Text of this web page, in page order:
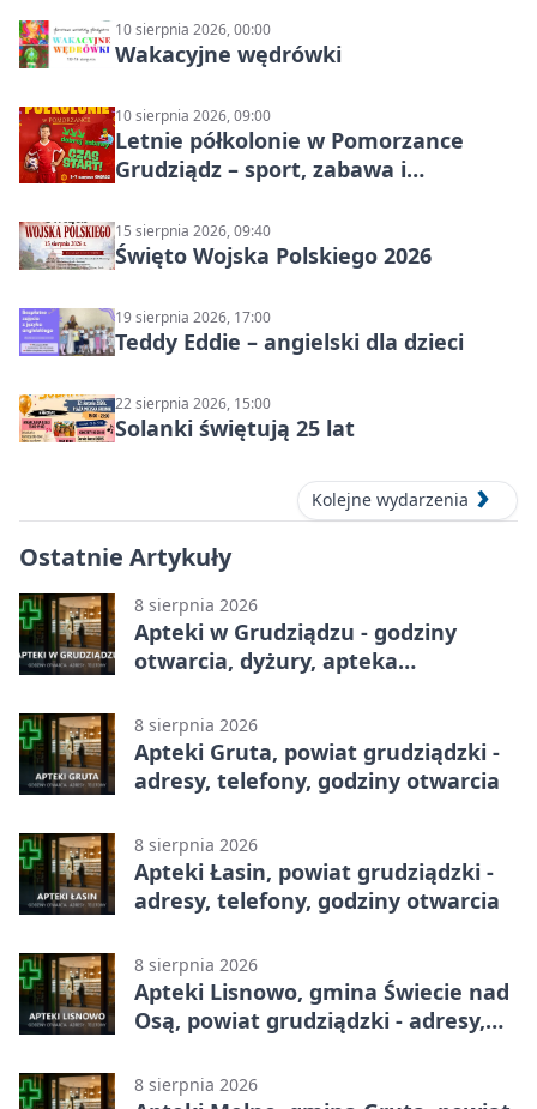
10 sierpnia 2026, 00:00
Wakacyjne wędrówki
10 sierpnia 2026, 09:00
Letnie półkolonie w Pomorzance
Grudziądz – sport, zabawa i
15 sierpnia 2026, 09:40
Święto Wojska Polskiego 2026
19 sierpnia 2026, 17:00
Teddy Eddie – angielski dla dzieci
22 sierpnia 2026, 15:00
Solanki świętują 25 lat
Kolejne wydarzenia
Ostatnie Artykuły
8 sierpnia 2026
Apteki w Grudziądzu - godziny
otwarcia, dyżury, apteka
8 sierpnia 2026
Apteki Gruta, powiat grudziądzki -
adresy, telefony, godziny otwarcia
8 sierpnia 2026
Apteki Łasin, powiat grudziądzki -
adresy, telefony, godziny otwarcia
8 sierpnia 2026
Apteki Lisnowo, gmina Świecie nad
Osą, powiat grudziądzki - adresy,
8 sierpnia 2026